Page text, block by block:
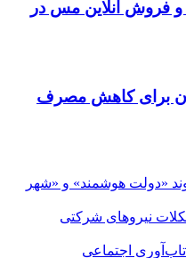
و فروش آنلاین مس در
برای کاهش مصرف
نیروهای شرکتی